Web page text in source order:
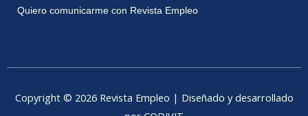
Quiero comunicarme con Revista Empleo
Copyright © 2026 Revista Empleo | Diseñado y desarrollado